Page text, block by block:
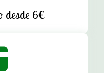
desde 6€